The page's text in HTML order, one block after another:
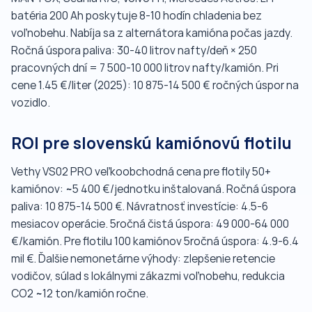
batéria 200 Ah poskytuje 8-10 hodín chladenia bez
voľnobehu. Nabíja sa z alternátora kamióna počas jazdy.
Ročná úspora paliva: 30-40 litrov nafty/deň × 250
pracovných dní = 7 500-10 000 litrov nafty/kamión. Pri
cene 1.45 €/liter (2025): 10 875-14 500 € ročných úspor na
vozidlo.
ROI pre slovenskú kamiónovú flotilu
Vethy VS02 PRO veľkoobchodná cena pre flotily 50+
kamiónov: ~5 400 €/jednotku inštalovaná. Ročná úspora
paliva: 10 875-14 500 €. Návratnosť investície: 4.5-6
mesiacov operácie. 5ročná čistá úspora: 49 000-64 000
€/kamión. Pre flotilu 100 kamiónov 5ročná úspora: 4.9-6.4
mil €. Ďalšie nemonetárne výhody: zlepšenie retencie
vodičov, súlad s lokálnymi zákazmi voľnobehu, redukcia
CO2 ~12 ton/kamión ročne.